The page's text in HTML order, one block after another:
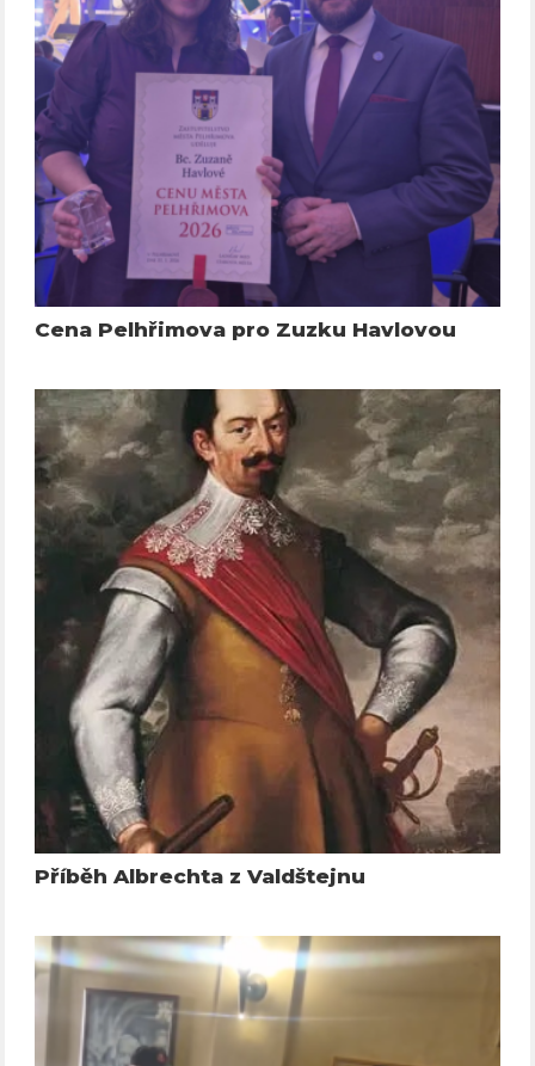
Cena Pelhřimova pro Zuzku Havlovou
Příběh Albrechta z Valdštejnu